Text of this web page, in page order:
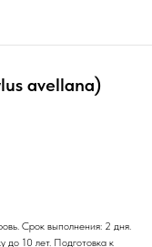
avellana)
Срок выполнения: 2 дня.
до 10 лет. Подготовка к